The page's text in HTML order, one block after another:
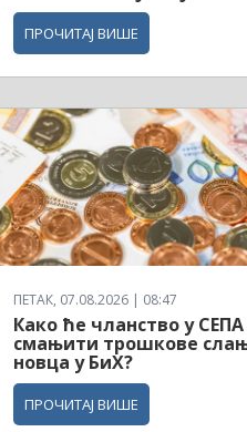
ПРОЧИТАЈ ВИШЕ
ПЕТАК, 07.08.2026 | 08:47
Како ће чланство у СЕПА
смањити трошкове
новца у БиХ?
ПРОЧИТАЈ ВИШЕ